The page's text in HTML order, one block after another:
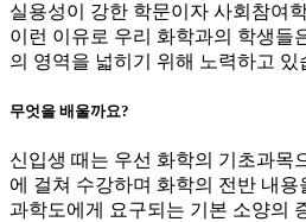
실용성이 강한 학문이자 사회참여
이런 이유로 우리 화학과의 학생들
의 영역을 넓히기 위해 노력하고 있
무엇을 배울까요?
신입생 때는 우선 화학의 기초과목
에 걸쳐 수강하며 화학의 전반 내
과학도에게 요구되는 기본 소양의